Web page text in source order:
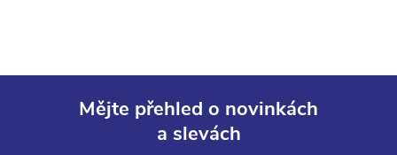
Mějte přehled o novinkách
a slevách